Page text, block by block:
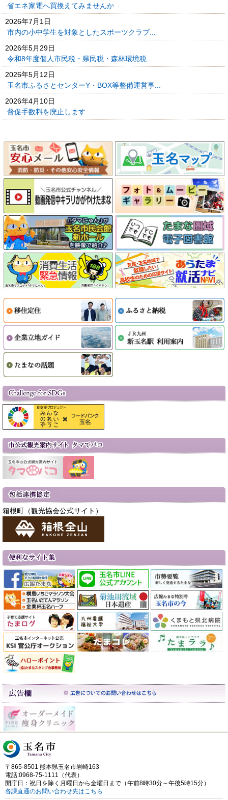
省エネ家電へ買換えてみませんか
2026年7月1日
市内の小中学生を対象としたスポーツクラブ...
2026年5月29日
令和8年度個人市民税・県民税・森林環境税...
2026年5月12日
玉名市ふるさとセンターY・BOX等整備運営事...
2026年4月10日
督促手数料を廃止します
箱根町（観光協会公式サイト）
〒865-8501 熊本県玉名市岩崎163
電話:0968-75-1111（代表）
開庁日：祝日を除く月曜日から金曜日まで（午前8時30分～午後5時15分）
各課直通のお問い合わせ先はこちら